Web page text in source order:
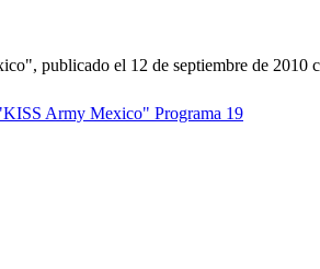
publicado el 12 de septiembre de 2010
Army Mexico" Programa 19